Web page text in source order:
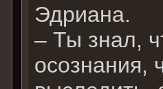
Эдриана.
– Ты знал,
осознания,